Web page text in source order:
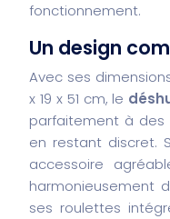
fonctionnement.
Un design
Avec ses
x 19 x 51 cm, le
parfaitement à des
en restant discret.
accessoire
harmonieusement
ses roulettes